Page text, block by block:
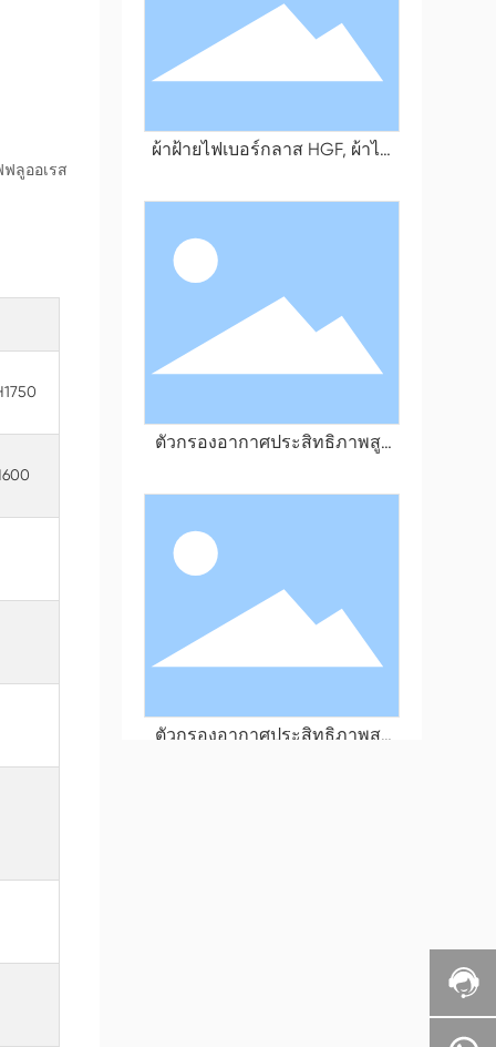
ฟลูออเรส
ทอสำหรับกันละอองสี, ตาข่ายกัน
แบบไม่แบ่งส่วน
แบบไม่แบ่งส่วน